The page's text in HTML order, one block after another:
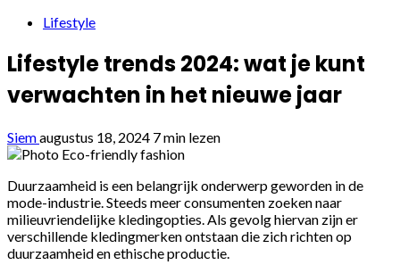
Lifestyle
Lifestyle trends 2024: wat je kunt
verwachten in het nieuwe jaar
Siemaugustus 18, 2024 7 min lezen
Duurzaamheid is een belangrijk onderwerp geworden in de
mode-industrie. Steeds meer consumenten zoeken naar
milieuvriendelijke kledingopties. Als gevolg hiervan zijn er
verschillende kledingmerken ontstaan die zich richten op
duurzaamheid en ethische productie.